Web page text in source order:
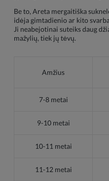
Be to, Areta mergaitiška
idėja gimtadienio ar kito
Ji neabejotinai suteiks daug
mažylių, tiek jų tėvų.
Amžius
7-8 metai
9-10 metai
10-11 metai
11-12 metai